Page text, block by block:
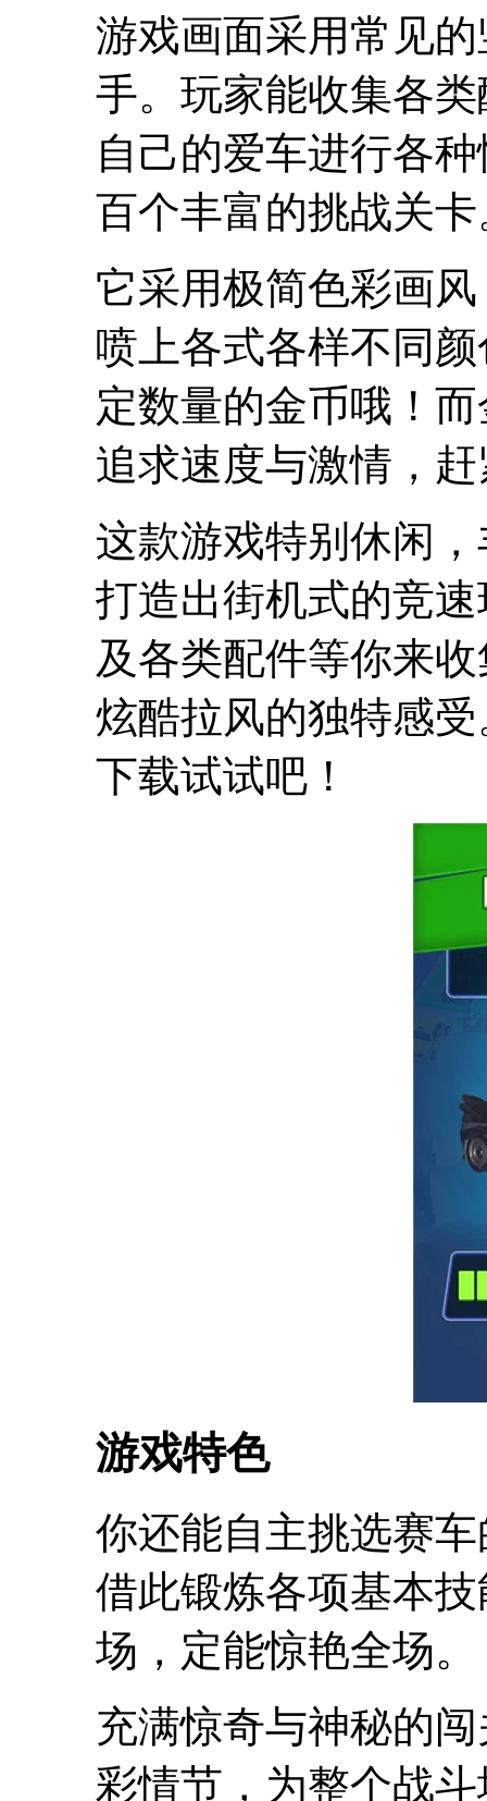
游戏画面采用常见
手。玩家能收集各
自己的爱车进行各
百个丰富的挑战关卡
它采用极简色彩画
喷上各式各样不同
定数量的金币哦！
追求速度与激情，
这款游戏特别休闲
打造出街机式的竞
及各类配件等你来
炫酷拉风的独特感
下载试试吧！
游戏特色
你还能自主挑选赛
借此锻炼各项基本
场，定能惊艳全场。
充满惊奇与神秘的
彩情节，为整个战